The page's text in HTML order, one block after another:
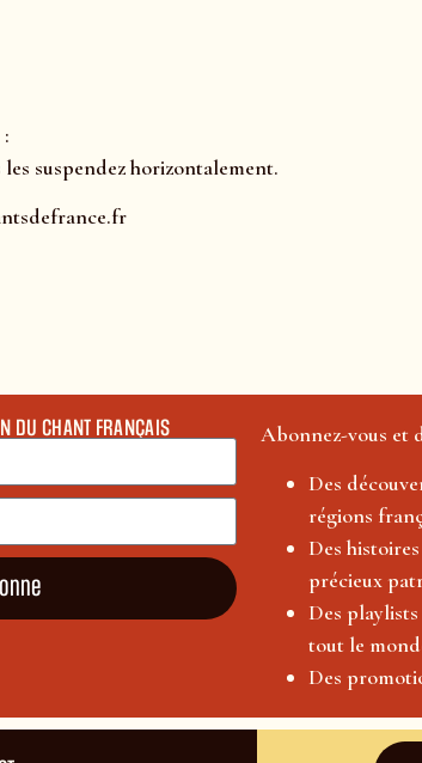
suspendez horizontalement.
DU CHANT FRANÇAIS
Abonnez-vous et
Des
régions
Des
précieux
Des
tout le
Des